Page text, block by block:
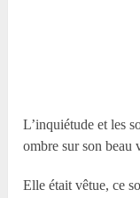
L’inquiétude et les
ombre sur son beau
Elle était vêtue, ce